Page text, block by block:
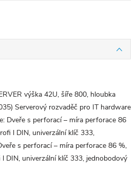
výška 42U, šíře 800, hloubka
Serverový rozvaděč pro IT hardware
Dveře s perforací – míra perforace 86
l DIN, univerzální klíč 333,
s perforací – míra perforace 86 %,
DIN, univerzální klíč 333, jednobodový